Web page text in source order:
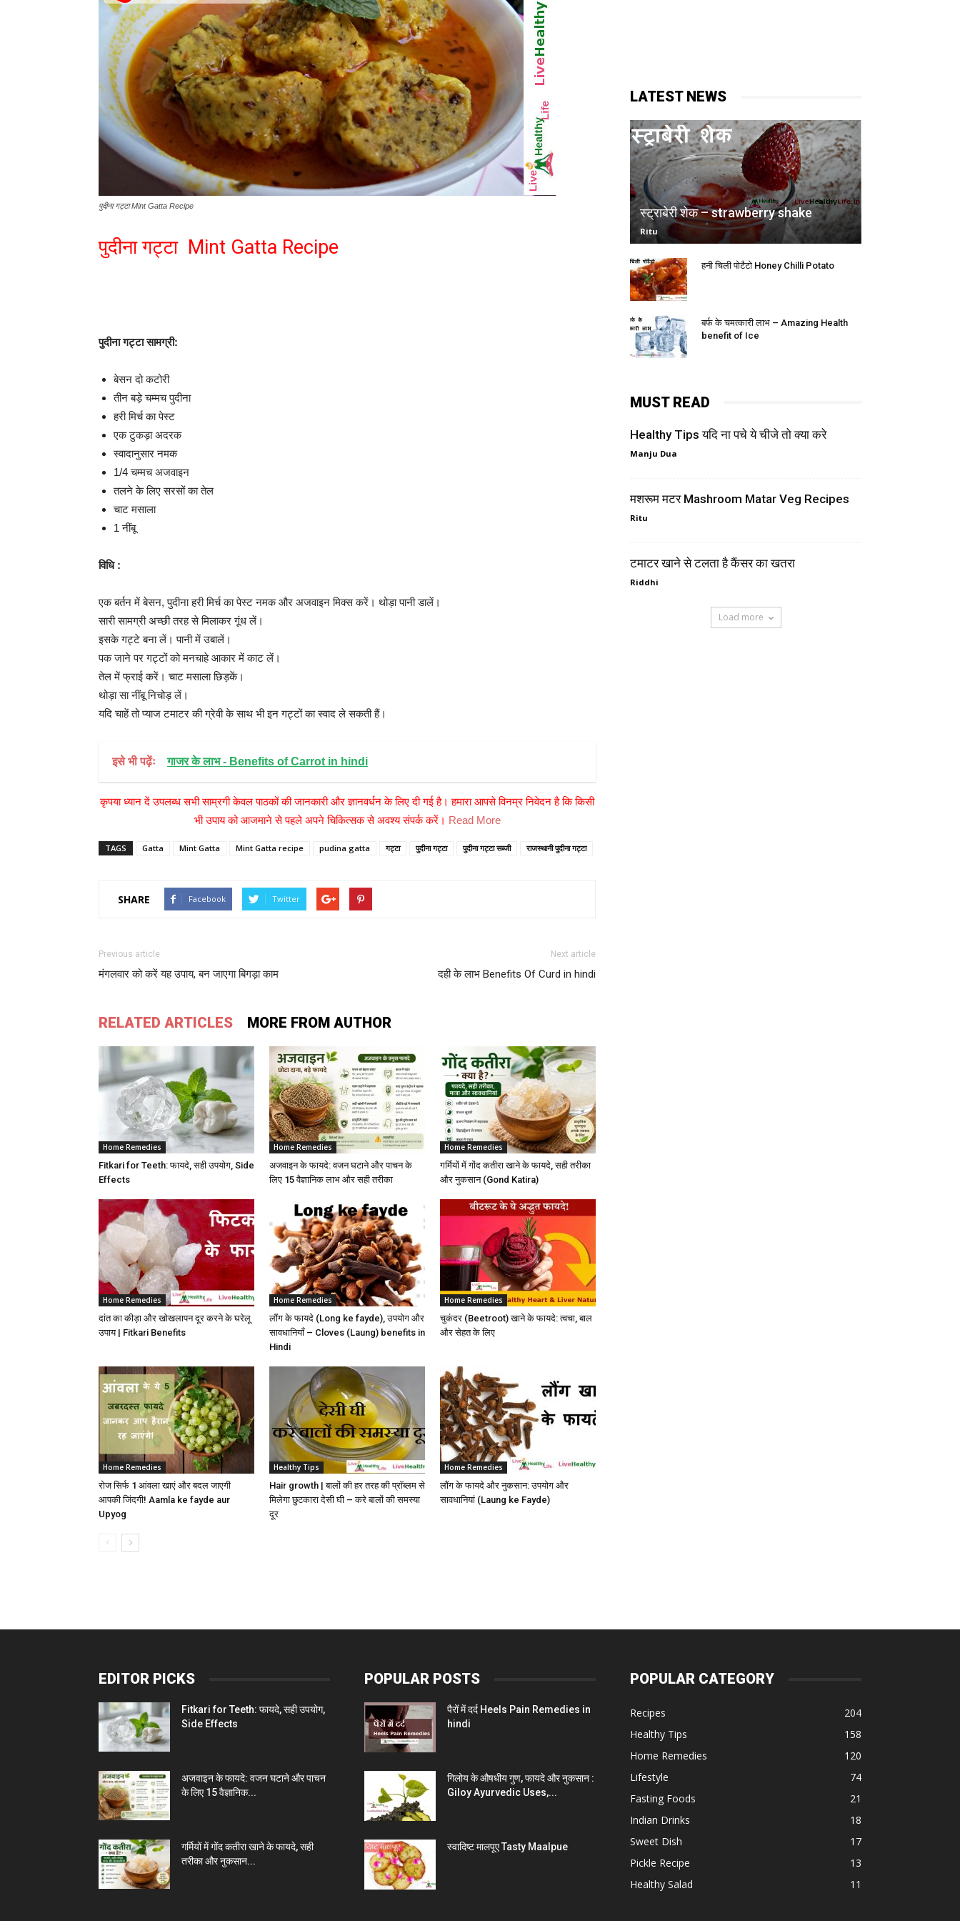
पुदीना गट्टा Mint Gatta Recipe
पुदीना गट्टा Mint Gatta Recipe
पुदीना गट्टा सामग्री:
बेसन दो कटोरी
तीन बड़े चम्मच पुदीना
हरी मिर्च का पेस्ट
एक टुकड़ा अदरक
स्वादानुसार नमक
1/4 चम्मच अजवाइन
तलने के लिए सरसों का तेल
चाट मसाला
1 नींबू
विधि :
एक बर्तन में बेसन, पुदीना हरी मिर्च का पेस्ट नमक और अजवाइन मिक्स करें। थोड़ा पानी डालें।
सारी सामग्री अच्छी तरह से मिलाकर गूंध लें।
इसके गट्टे बना लें। पानी में उबालें।
पक जाने पर गट्टों को मनचाहे आकार में काट लें।
तेल में फ्राई करें। चाट मसाला छिड़कें।
थोड़ा सा नींबू निचोड़ लें।
यदि चाहें तो प्याज टमाटर की ग्रेवी के साथ भी इन गट्टों का स्वाद ले सकती हैं।
इसे भी पढ़ेंः गाजर के लाभ - Benefits of Carrot in hindi
कृपया ध्यान दें उपलब्ध सभी साम्रगी केवल पाठकों की जानकारी और ज्ञानवर्धन के लिए दी गई है। हमारा आपसे विनम्र निवेदन है कि किसी
भी उपाय को आजमाने से पहले अपने चिकित्सक से अवश्य संपर्क करें। Read More
TAGS Gatta Mint Gatta Mint Gatta recipe pudina gatta गट्टा पुदीना गट्टा पुदीना गट्टा सब्जी राजस्थानी पुदीना गट्टा
SHARE Facebook Twitter
Previous article
मंगलवार को करें यह उपाय, बन जाएगा बिगड़ा काम
Next article
दही के लाभ Benefits Of Curd in hindi
RELATED ARTICLES MORE FROM AUTHOR
Home Remedies
Fitkari for Teeth: फायदे, सही उपयोग, Side
Effects
Home Remedies
अजवाइन के फायदे: वजन घटाने और पाचन के
लिए 15 वैज्ञानिक लाभ और सही तरीका
Home Remedies
गर्मियों में गोंद कतीरा खाने के फायदे, सही तरीका
और नुकसान (Gond Katira)
Home Remedies
दांत का कीड़ा और खोखलापन दूर करने के घरेलू
उपाय | Fitkari Benefits
Home Remedies
लौंग के फायदे (Long ke fayde), उपयोग और
सावधानियाँ – Cloves (Laung) benefits in
Hindi
Home Remedies
चुकंदर (Beetroot) खाने के फायदे: त्वचा, बाल
और सेहत के लिए
Home Remedies
रोज सिर्फ 1 आंवला खाएं और बदल जाएगी
आपकी जिंदगी! Aamla ke fayde aur
Upyog
Healthy Tips
Hair growth | बालों की हर तरह की प्रॉब्लम से
मिलेगा छुटकारा देसी घी – करे बालों की समस्या
दूर
Home Remedies
लौंग के फायदे और नुकसान: उपयोग और
सावधानियां (Laung ke Fayde)
LATEST NEWS
स्ट्राबेरी शेक – strawberry shake
Ritu
हनी चिली पोटैटो Honey Chilli Potato
बर्फ के चमत्कारी लाभ – Amazing Health
benefit of Ice
MUST READ
Healthy Tips यदि ना पचे ये चीजे तो क्या करे
Manju Dua
मशरूम मटर Mashroom Matar Veg Recipes
Ritu
टमाटर खाने से टलता है कैंसर का खतरा
Riddhi
Load more
EDITOR PICKS
Fitkari for Teeth: फायदे, सही उपयोग,
Side Effects
अजवाइन के फायदे: वजन घटाने और पाचन
के लिए 15 वैज्ञानिक...
गर्मियों में गोंद कतीरा खाने के फायदे, सही
तरीका और नुकसान...
POPULAR POSTS
पैरों में दर्द Heels Pain Remedies in
hindi
गिलोय के औषधीय गुण, फायदे और नुकसान :
Giloy Ayurvedic Uses,...
स्वादिष्ट मालपूए Tasty Maalpue
POPULAR CATEGORY
Recipes
204
Healthy Tips
158
Home Remedies
120
Lifestyle
74
Fasting Foods
21
Indian Drinks
18
Sweet Dish
17
Pickle Recipe
13
Healthy Salad
11